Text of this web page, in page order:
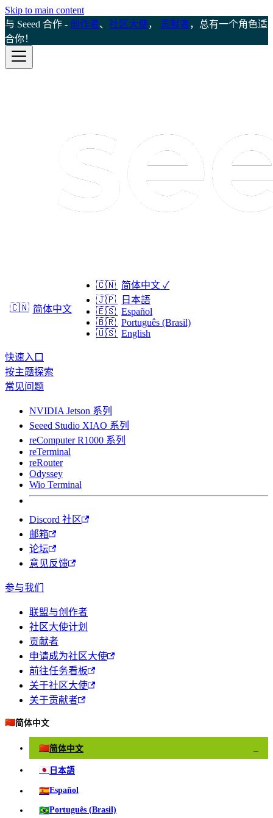
Skip to main content
与 Seeed 合作 - 创作者、 社区大使， 贡献者，总有一个角色适
合你！
🇨🇳 简体中文
🇨🇳 简体中文 ✓
🇯🇵
日本語
🇪🇸 Español
🇧🇷 Português (Brasil)
🇺🇸 English
快速入口
按主题探索
常见问题
NVIDIA Jetson 系列
Seeed Studio XIAO 系列
reComputer R1000 系列
reTerminal
reRouter
Odyssey
Wio Terminal
Discord 社区
邮箱
论坛
意见反馈
参与我们
联盟与创作者
社区大使计划
贡献者
申请成为社区大使
前往任务看板
关于社区大使
关于贡献者
🇨🇳简体中文
🇨🇳简体中文
🇯🇵 日本語
🇪🇸Español
🇧🇷Português (Brasil)